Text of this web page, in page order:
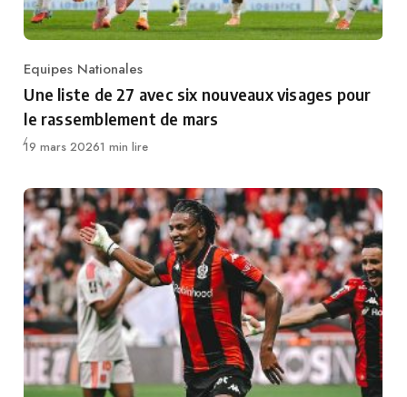
Category
Equipes Nationales
Une liste de 27 avec six nouveaux visages pour
le rassemblement de mars
Publié
19 mars 20261 min lire